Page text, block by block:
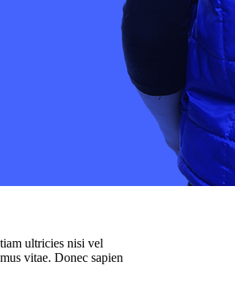
ultricies nisi vel
vitae. Donec sapien